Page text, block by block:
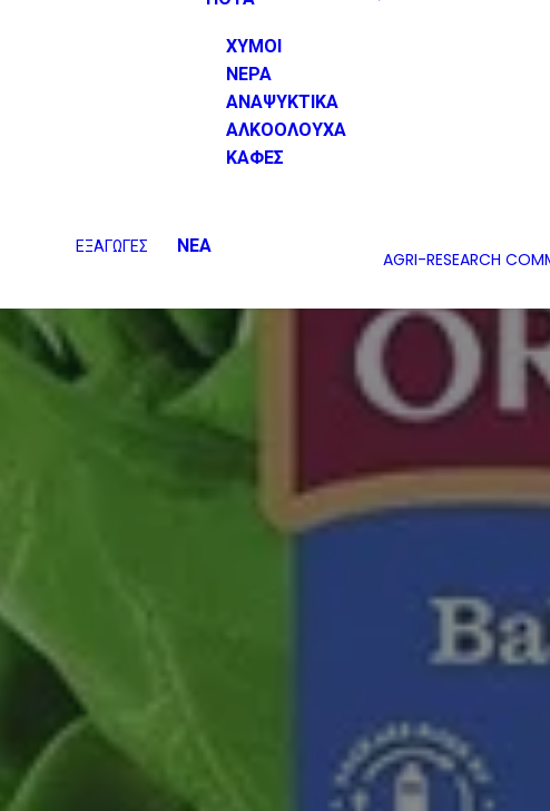
ΧΥΜΟΙ
ΝΕΡΑ
ΑΝΑΨΥΚΤΙΚΑ
ΑΛΚΟΟΛΟΥΧΑ
ΚΑΦΕΣ
ΕΞΑΓΩΓΕΣ ΝΕΑ
AGRI-RESEARCH